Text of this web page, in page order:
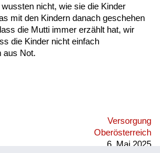
Versorgung
Heimkehrer
Fluchtgeschichten
nicht, wie sie die Kinder
mit den Kindern danach geschehen
die Mutti immer erzählt hat, wir
die Kinder nicht einfach
aus Not.
Versorgung
Oberösterreich
6. Mai 2025